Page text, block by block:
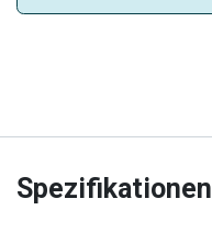
Spezifikationen